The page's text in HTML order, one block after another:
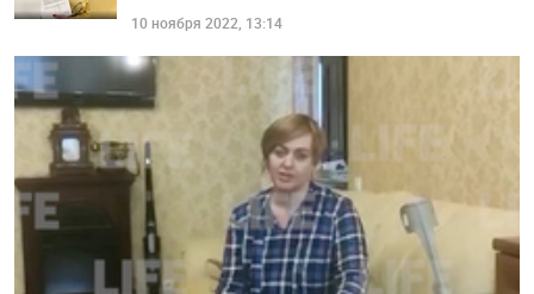
10 ноября 2022, 13:14